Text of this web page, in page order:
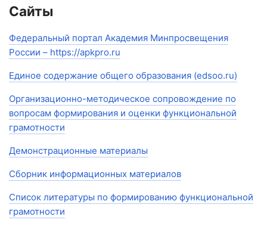
Сайты
Федеральный портал Академия Минпросвещения
России – https://apkpro.ru
Единое содержание общего образования (edsoo.ru)
Организационно-методическое сопровождение по
вопросам формирования и оценки функциональной
грамотности
Демонстрационные материалы
Сборник информационных материалов
Список литературы по формированию функциональной
грамотности